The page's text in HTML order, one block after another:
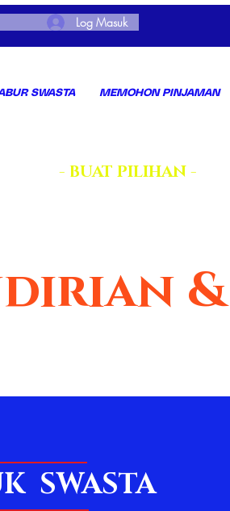
Log Masuk
SWASTA MEMOHON PINJAMAN
- BUAT PILIHAN -
&
SWASTA